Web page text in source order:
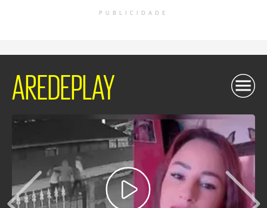
PUBLICIDADE
AREDEPLAY